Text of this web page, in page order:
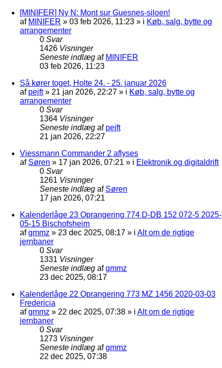
[MINIFER] Ny N: Mont sur Guesnes-siloen!
af MINIFER » 03 feb 2026, 11:23 » i Køb, salg, bytte og
arrangementer
0 Svar
1426 Visninger
Seneste indlæg af MINIFER
03 feb 2026, 11:23
Så kører toget, Holte 24. - 25. januar 2026
af pejft» 21 jan 2026, 22:27 » i Køb, salg, bytte og
arrangementer
0 Svar
1364 Visninger
Seneste indlæg af pejft
21 jan 2026, 22:27
Viessmann Commander 2 aflyses
af Søren » 17 jan 2026, 07:21 » i Elektronik og digitaldrift
0 Svar
1261 Visninger
Seneste indlæg af Søren
17 jan 2026, 07:21
Kalenderlåge 23 Oprangering 774 D-DB 152 072-5 2025-
05-15 Bischofsheim
afgmmz » 23 dec 2025, 08:17 » i Alt om de rigtige
jernbaner
0 Svar
1331 Visninger
Seneste indlæg afgmmz
23 dec 2025, 08:17
Kalenderlåge 22 Oprangering 773 MZ 1456 2020-03-03
Fredericia
afgmmz » 22 dec 2025, 07:38 » i Alt om de rigtige
jernbaner
0 Svar
1273 Visninger
Seneste indlæg afgmmz
22 dec 2025, 07:38